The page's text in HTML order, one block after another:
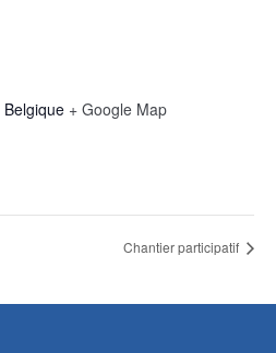
Belgique + Google Map
Chantier participatif